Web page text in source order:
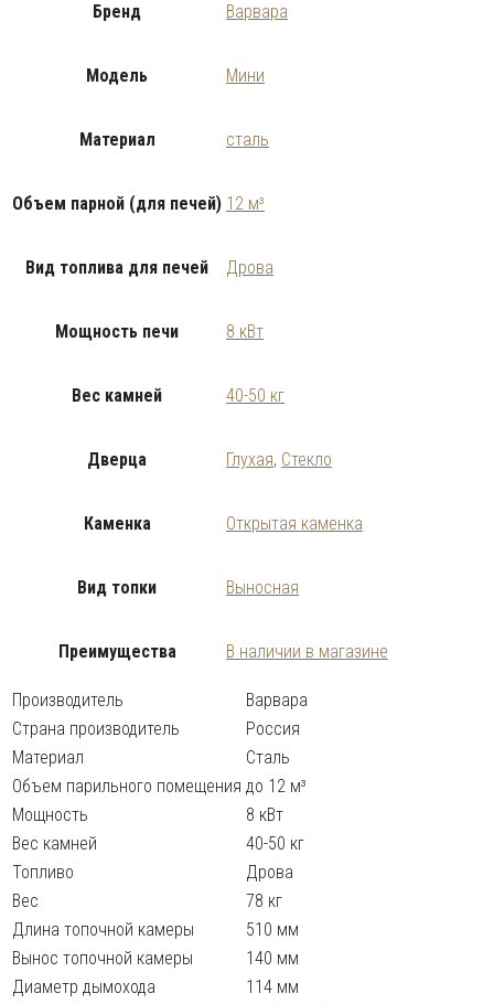
Бренд Варвара
Модель Мини
Материал сталь
Объем парной (для печей) 12 м³
Вид топлива для печей Дрова
Мощность печи 8 кВт
Вес камней 40-50 кг
Дверца Глухая, Стекло
Каменка Открытая каменка
Вид топки Выносная
Преимущества В наличии в магазине
Производитель
Варвара
Страна производитель
Россия
Материал
Сталь
Объем парильного помещения до 12 м³
Мощность
8 кВт
Вес камней
40-50 кг
Топливо
Дрова
Вес
78 кг
Длина топочной камеры
510 мм
Вынос топочной камеры
140 мм
Диаметр дымохода
114 мм